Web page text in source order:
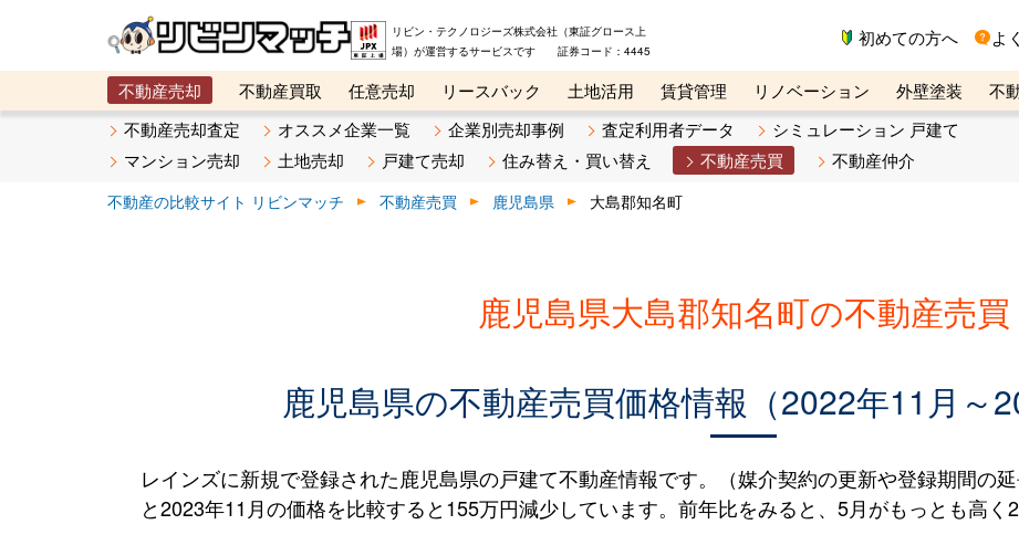
リビン・テクノロジーズ株式会社（東証グロース上
場）が運営するサービスです 証券コード：4445
初めての方へ よ
不動産売却 不動産買取 任意売却 リースバック 土地活用 賃貸管理 リノベーション 外壁塗装
不
メタ住宅展示場
ベスト不動産カンパニー オンライン講座 リビンマガジンBiz 不動産売却ご相談デスク
不動産売却査定 オススメ企業一覧 企業別売却事例 査定利用者データ
シミュレーション 戸建て
マンション売却
土地売却 戸建て売却 住み替え・買い替え 不動産売買 不動産仲介
不動産の比較サイト リビンマッチ 不動産売買 鹿児島県 大島郡知名町
鹿児島県大島郡知名町の不動産売買
鹿児島県の不動産売買価格情報（2022年11月～
レインズに新規で登録された鹿児島県の戸建て不動産情報です。（媒介契約の更新や登録期間の
と2023年11月の価格を比較すると155万円減少しています。前年比をみると、5月がもっとも高く